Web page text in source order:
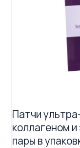
Патчи
коллагеном
пары в